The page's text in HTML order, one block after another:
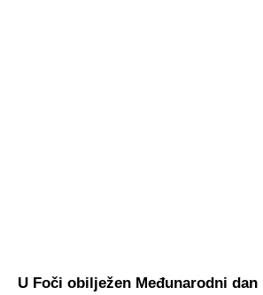
U Foči obilježen Međunarodni